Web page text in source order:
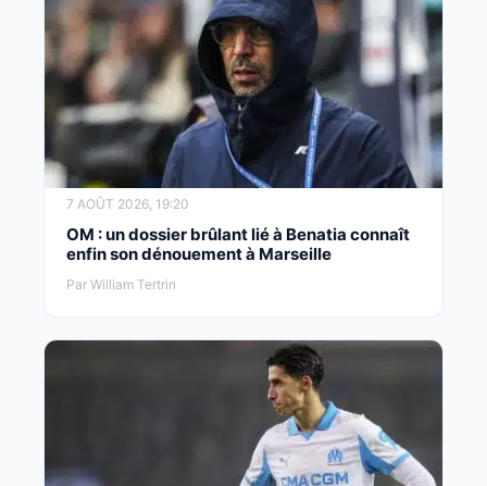
7 AOÛT 2026, 19:20
OM : un dossier brûlant lié à Benatia connaît
enfin son dénouement à Marseille
Par William Tertrin